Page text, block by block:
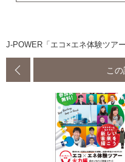
J-POWER「エコ×エネ体験ツア
こ